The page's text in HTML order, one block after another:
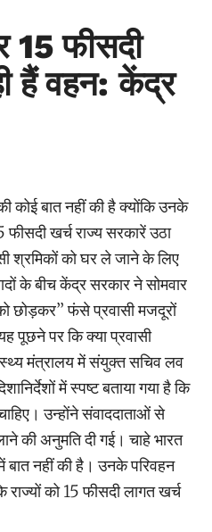
15 फीसदी
हैं वहन: केंद्र
कोई बात नहीं की है क्योंकि उनके
खर्च राज्य सरकारें उठा
श्रमिकों को घर ले जाने के लिए
के बीच केंद्र सरकार ने सोमवार
छोड़कर’’ फंसे प्रवासी मजदूरों
पूछने पर कि क्या प्रवासी
मंत्रालय में संयुक्त सचिव लव
में स्पष्ट बताया गया है कि
उन्होंने संवाददाताओं से
की अनुमति दी गई। चाहे भारत
नहीं की है। उनके परिवहन
को 15 फीसदी लागत खर्च